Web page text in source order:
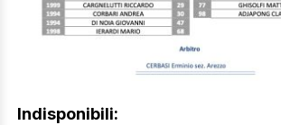
Indisponibili: